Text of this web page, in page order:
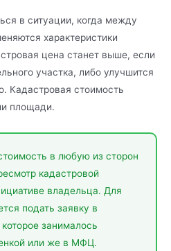
в ситуации, когда между
характеристики
цена станет выше, если
участка, либо улучшится
Кадастровая стоимость
площади.
в любую из сторон
кадастровой
владельца. Для
подать заявку в
занималось
или же в МФЦ.